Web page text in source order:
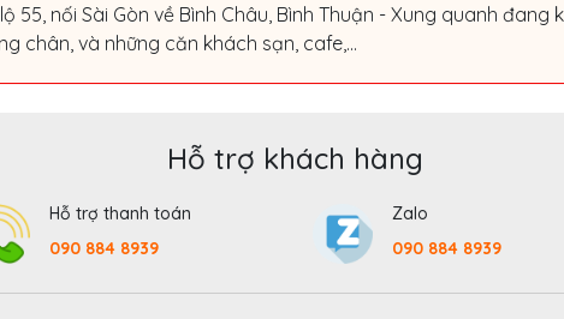
55, nối Sài Gòn về Bình Châu, Bình Thuận - Xung quanh đang
chân, và những căn khách sạn, cafe,...
Hỗ trợ khách hàng
Hỗ trợ thanh toán
090 884 8939
Zalo
090 884 8939